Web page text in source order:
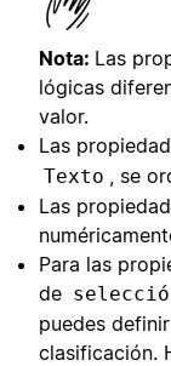
Nota: Las
lógicas
valor.
Las
Texto
, se
Las
Para las
de
puedes
clasificación.